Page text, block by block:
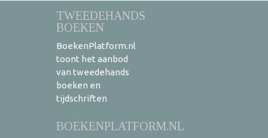
TWEEDEHANDS
BOEKEN
BoekenPlatform.nl
toont het aanbod
van tweedehands
boeken en
tijdschriften
BOEKENPLATFORM.NL